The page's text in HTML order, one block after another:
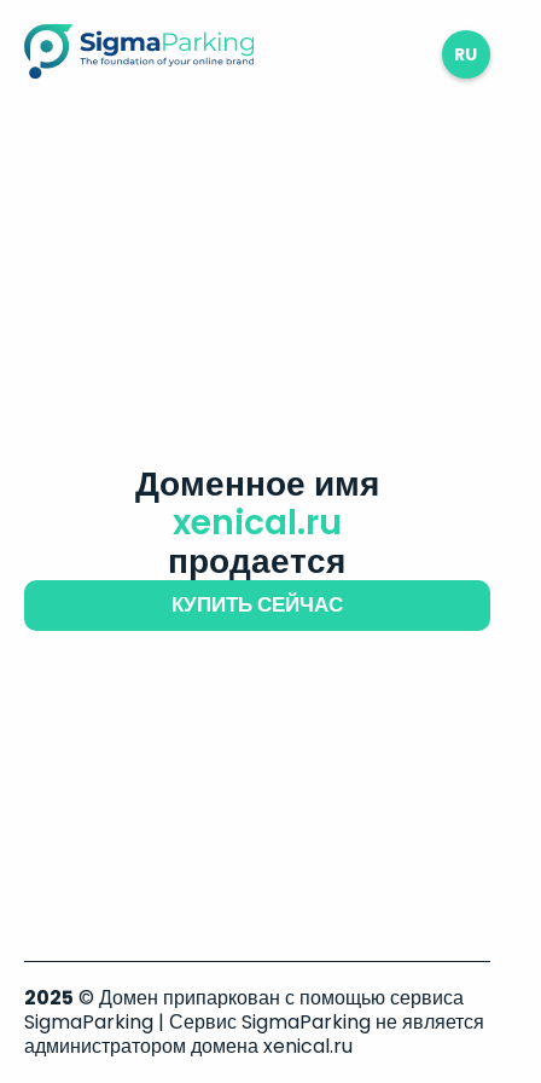
RU
Доменное имя
xenical.ru
продается
КУПИТЬ СЕЙЧАС
2025 © Домен припаркован с помощью сервиса
SigmaParking | Сервис SigmaParking не является
администратором домена xenical.ru